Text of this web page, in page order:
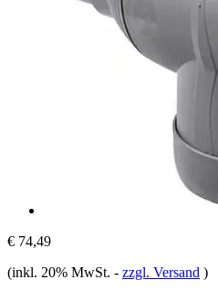
€ 74,49
(inkl. 20% MwSt. - zzgl. Versand )